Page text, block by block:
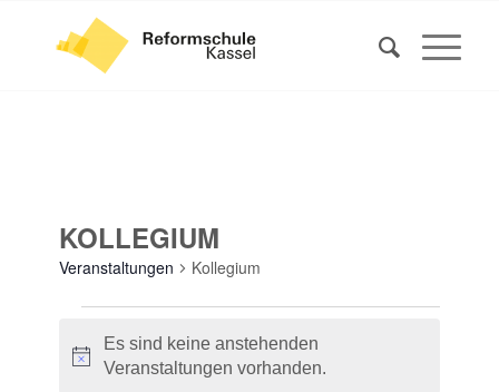
KOLLEGIUM
Veranstaltungen Kollegium
VERANSTALTUNGEN
Hinweis
Es sind keine anstehenden
Veranstaltungen vorhanden.